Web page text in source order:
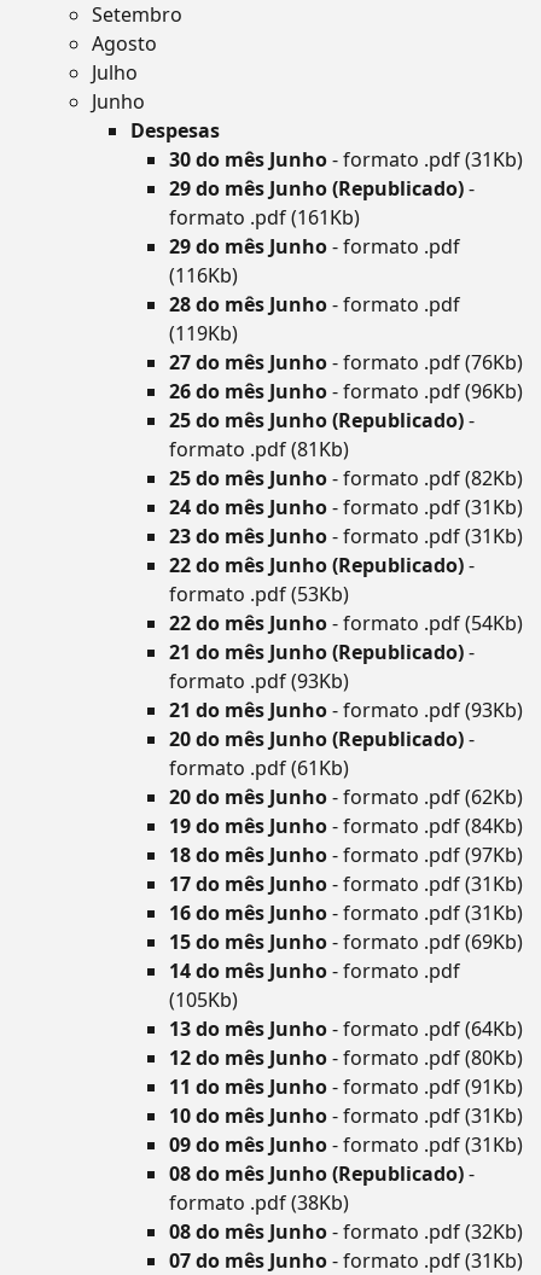
Setembro
Agosto
Julho
Junho
Despesas
30 do mês Junho- formato .pdf (31Kb)
29 do mês Junho (Republicado)-
formato .pdf (161Kb)
29 do mês Junho- formato .pdf
(116Kb)
28 do mês Junho- formato .pdf
(119Kb)
27 do mês Junho- formato .pdf (76Kb)
26 do mês Junho- formato .pdf (96Kb)
25 do mês Junho (Republicado)-
formato .pdf (81Kb)
25 do mês Junho- formato .pdf (82Kb)
24 do mês Junho- formato .pdf (31Kb)
23 do mês Junho- formato .pdf (31Kb)
22 do mês Junho (Republicado)-
formato .pdf (53Kb)
22 do mês Junho- formato .pdf (54Kb)
21 do mês Junho (Republicado)-
formato .pdf (93Kb)
21 do mês Junho- formato .pdf (93Kb)
20 do mês Junho (Republicado)-
formato .pdf (61Kb)
20 do mês Junho- formato .pdf (62Kb)
19 do mês Junho- formato .pdf (84Kb)
18 do mês Junho- formato .pdf (97Kb)
17 do mês Junho- formato .pdf (31Kb)
16 do mês Junho- formato .pdf (31Kb)
15 do mês Junho- formato .pdf (69Kb)
14 do mês Junho- formato .pdf
(105Kb)
13 do mês Junho- formato .pdf (64Kb)
12 do mês Junho- formato .pdf (80Kb)
11 do mês Junho- formato .pdf (91Kb)
10 do mês Junho- formato .pdf (31Kb)
09 do mês Junho- formato .pdf (31Kb)
08 do mês Junho (Republicado)-
formato .pdf (38Kb)
08 do mês Junho- formato .pdf (32Kb)
07 do mês Junho- formato .pdf (31Kb)